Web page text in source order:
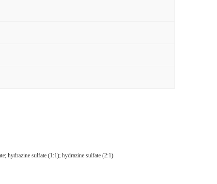
hydrazine sulfate (1:1); hydrazine sulfate (2:1)